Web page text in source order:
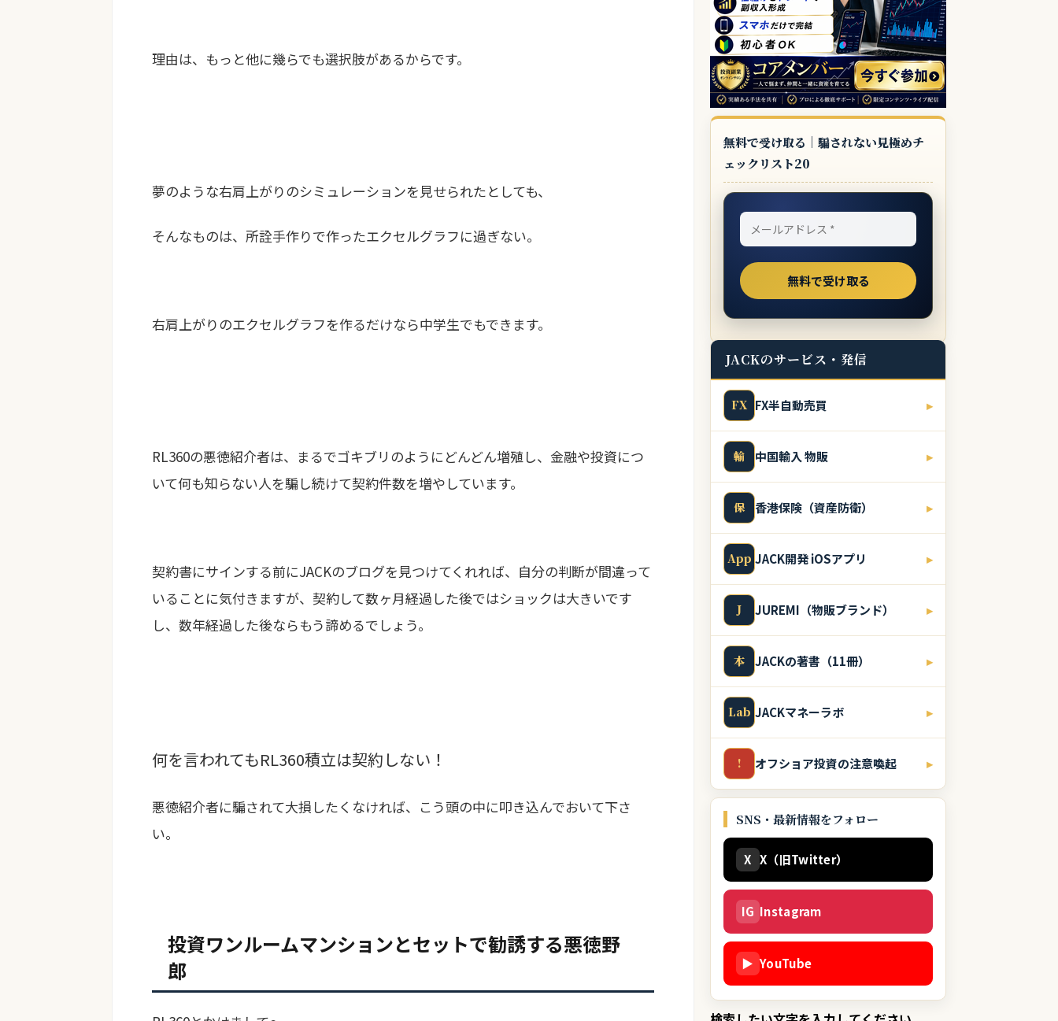
理由は、もっと他に幾らでも選択肢があるからです。
夢のような右肩上がりのシミュレーションを見せられたとしても、
そんなものは、所詮手作りで作ったエクセルグラフに過ぎない。
右肩上がりのエクセルグラフを作るだけなら中学生でもできます。
RL360の悪徳紹介者は、まるでゴキブリのようにどんどん増殖し、金融や投資につ
いて何も知らない人を騙し続けて契約件数を増やしています。
契約書にサインする前にJACKのブログを見つけてくれれば、自分の判断が間違って
いることに気付きますが、契約して数ヶ月経過した後ではショックは大きいです
し、数年経過した後ならもう諦めるでしょう。
何を言われてもRL360積立は契約しない！
悪徳紹介者に騙されて大損したくなければ、こう頭の中に叩き込んでおいて下さ
い。
投資ワンルームマンションとセットで勧誘する悪徳野
郎
無料で受け取る｜騙されない見極めチ
ェックリスト20
JACKのサービス・発信
FX FX半自動売買 ▸
輸 中国輸入 物販 ▸
保 香港保険（資産防衛） ▸
App JACK開発 iOSアプリ ▸
J JUREMI（物販ブランド） ▸
本 JACKの著書（11冊） ▸
Lab JACKマネーラボ ▸
! オフショア投資の注意喚起 ▸
SNS・最新情報をフォロー
X X（旧Twitter）
IG Instagram
▶ YouTube